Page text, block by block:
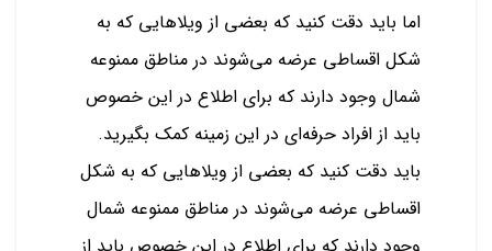
اما باید دقت کنید که بعضی از ویلاهایی که به
شکل اقساطی عرضه می‌شوند در مناطق ممنوعه
شمال وجود دارند که برای اطلاع در این خصوص
باید از افراد حرفه‌ای در این زمینه کمک بگیرید.
باید دقت کنید که بعضی از ویلاهایی که به شکل
اقساطی عرضه می‌شوند در مناطق ممنوعه شمال